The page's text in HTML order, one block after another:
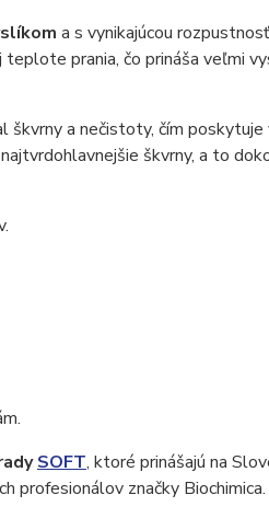
a s vynikajúcou
prania, čo prináša veľmi
a nečistoty, čím poskytuje
škvrny, a to
SOFT, ktoré prinášajú na
profesionálov značky Biochimica.